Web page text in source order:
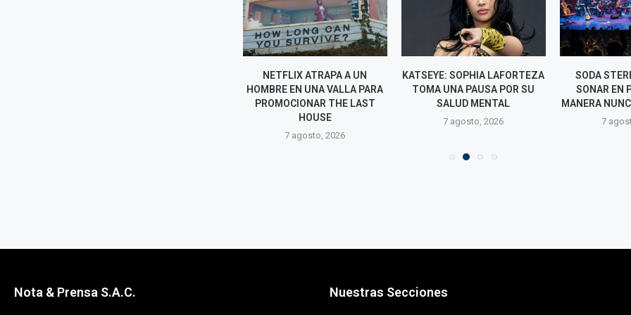
NETFLIX ATRAPA A UN
HOMBRE EN UNA VALLA PARA
PROMOCIONAR THE LAST
HOUSE
7 agosto, 2026
KATSEYE: SOPHIA LAFORTEZA
TOMA UNA PAUSA POR SU
SALUD MENTAL
7 agosto, 2026
SODA
SONAR EN
MANERA
7
Nota & Prensa S.A.C. Nuestras Secciones